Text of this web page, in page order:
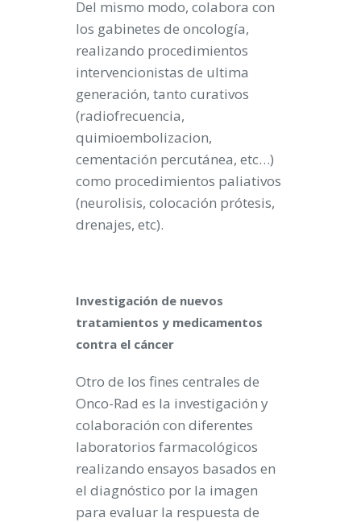
Del mismo modo, colabora con
los gabinetes de oncología,
realizando procedimientos
intervencionistas de ultima
generación, tanto curativos
(radiofrecuencia,
quimioembolizacion,
cementación percutánea, etc…)
como procedimientos paliativos
(neurolisis, colocación prótesis,
drenajes, etc).
Investigación de nuevos
tratamientos y medicamentos
contra el cáncer
Otro de los fines centrales de
Onco-Rad es la investigación y
colaboración con diferentes
laboratorios farmacológicos
realizando ensayos basados en
el diagnóstico por la imagen
para evaluar la respuesta de